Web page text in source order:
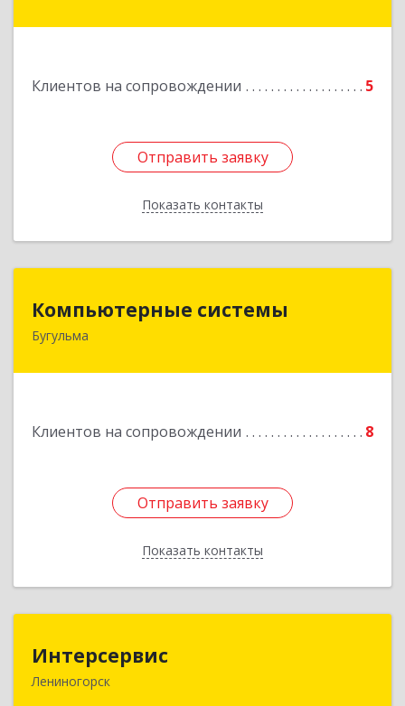
Клиентов на сопровождении 5
Отправить заявку
Показать контакты
Отправить заявку
Назад
Компьютерные системы
Бугульма
Клиентов на сопровождении 8
Отправить заявку
Показать контакты
420111, Республика Татарстан, Бугульма,
Отправить заявку
Назад
Интерсервис
Лениногорск423250, Татарстан Респ, Лениногорск г,